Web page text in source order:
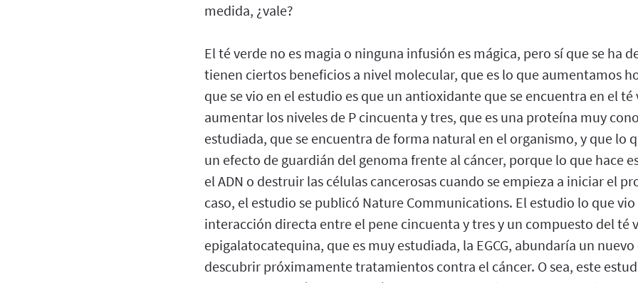
medida, ¿vale?
El té verde no es magia o ninguna infusión es mágica, pero sí que se ha
tienen ciertos beneficios a nivel molecular, que es lo que aumentamos
que se vio en el estudio es que un antioxidante que se encuentra en el
aumentar los niveles de P cincuenta y tres, que es una proteína muy
estudiada, que se encuentra de forma natural en el organismo, y que lo
un efecto de guardián del genoma frente al cáncer, porque lo que hace
el ADN o destruir las células cancerosas cuando se empieza a iniciar el
caso, el estudio se publicó Nature Communications. El estudio lo que vio
interacción directa entre el pene cincuenta y tres y un compuesto del té
epigalatocatequina, que es muy estudiada, la EGCG, abundaría un
descubrir próximamente tratamientos contra el cáncer. O sea, este